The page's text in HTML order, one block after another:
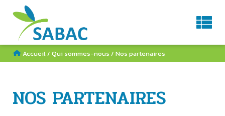
Service d'Aménagement du BAssin de la Charente
RECHERCHE
Accueil/ Qui sommes-nous / Nos partenaires
NOS PARTENAIRES